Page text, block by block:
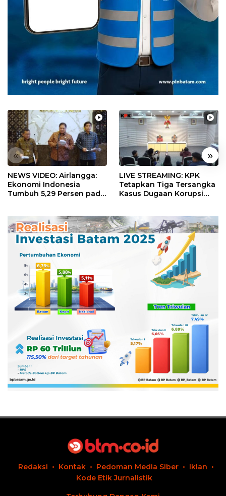
« »
NEWS VIDEO: Airlangga:
Ekonomi Indonesia
Tumbuh 5,29 Persen pada
LIVE STREAMING: KPK
Tetapkan Tiga Tersangka
Kasus Dugaan Korupsi
Redaksi Kontak Pedoman Media Siber
Iklan
Kode Etik Jurnalistik